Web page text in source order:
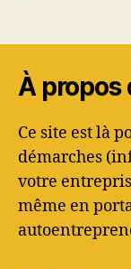
À propos
Ce site est là
démarches
votre
même en